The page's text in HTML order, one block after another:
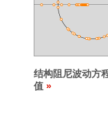
结构阻尼波动方
值